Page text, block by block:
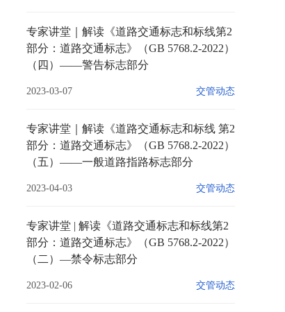
专家讲堂｜解读《道路交通标志和标线第2
部分：道路交通标志》（GB 5768.2-2022）
（四）——警告标志部分
2023-03-07 交管动态
专家讲堂｜解读《道路交通标志和标线 第2
部分：道路交通标志》（GB 5768.2-2022）
（五）——一般道路指路标志部分
2023-04-03 交管动态
专家讲堂 | 解读《道路交通标志和标线第2
部分：道路交通标志》（GB 5768.2-2022）
（二）—禁令标志部分
2023-02-06 交管动态